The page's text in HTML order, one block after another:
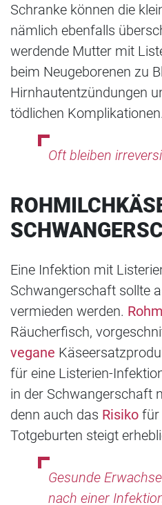
Schranke können die
nämlich ebenfalls
werdende Mutter mit
beim Neugeborenen zu
Hirnhautentzündungen
tödlichen Komplikationen.
Oft bleiben
Eine Infektion mit
Schwangerschaft sollte
vermieden werden.
Räucherfisch,
vegane
für eine Listerien-
in der Schwangerschaft
denn auch das Risiko für
Totgeburten steigt
Gesunde
nach einer